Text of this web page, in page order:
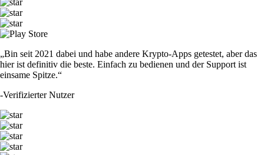
„Bin seit 2021 dabei und habe andere Krypto-Apps getestet, aber das
hier ist definitiv die beste. Einfach zu bedienen und der Support ist
einsame Spitze.“
-Verifizierter Nutzer